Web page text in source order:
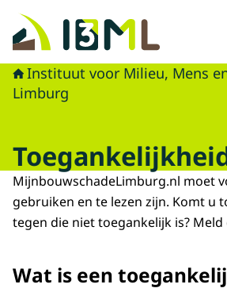
Naar de homepage van
Instituut voor Milieu, Mens
Limburg
MijnbouwschadeLimburg.nl moet
gebruiken en te lezen zijn. Komt u
tegen die niet toegankelijk is? Meld
Wat is een